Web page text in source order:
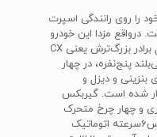
را روی رانندگی اسپرت
مزدا این خودرو
را برای افرادی که نمی‌خواهند به دنبال برادر بزرگ‌ترش یعنی CX
پنج‌نفره، در چهار
و با سه موتور 2لیتری بنزینی و دیزل و
بازار شده است. گیربکس
دستی، فقط با موتور 2لیتری و چهار چرخ متحرک
هم، فقط با موتور 2.5لیتری و گیربکس6سرعته اتوماتیک